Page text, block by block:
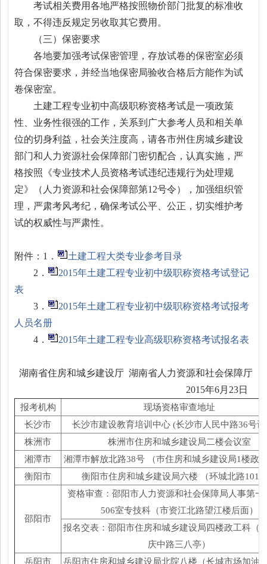
考试相关费用各地严格按照物价部门批复的标准收
取，不得违反规定另收取其它费用。
（三）保密要求
各地要加强考试保密管理，存放试卷的保密室必须
符合保密要求，并经当地保密局验收合格后方能作为试
卷保密室。
土建工程专业初中高级职称资格考试是一项政策
性、业务性很强的工作，关系到广大参考人员和相关单
位的切身利益，社会关注度高，请各市州住房城乡建设
部门和人力资源社会保障部门密切配合，认真实施，严
格按照《专业技术人员资格考试违纪违规行为处理规
定》（人力资源和社会保障部第12号令），加强组织管
理，严肃考风考纪，确保考试公平、公正，切实维护考
试的权威性与严肃性。
附件：1．
土建工程大类专业参考目录
2．
2015年土建工程专业初中级职称资格考试登记
表
3．
2015年土建工程专业初中级职称资格考试报考
人员名册
4．
2015年土建工程专业高级职称资格考试报名表
湖南省住房和城乡建设厅 湖南省人力资源和社会保障厅
2015年6月23日
报考机构
现场资格审查地址
长沙市
长沙市建设教育培训中心(长沙市人民中路36号
株洲市
株洲市住房和城乡建设局二楼会议室
湘潭市
湘潭巿解放北路38号 （巿住房和城乡建设局1楼政
衡阳市
衡阳市住房和城乡建设局六楼 （环城北路101
邵阳市
资格审查：邵阳市人力资源和社会保障局人事第一
506室专技科（市资江北路望江楼后面）
报名交表：邵阳市住房和城乡建设局四楼政工科（
庆中路三八亭）
岳阳市
岳阳市住房和城乡建设局北院八楼（长城市场加油